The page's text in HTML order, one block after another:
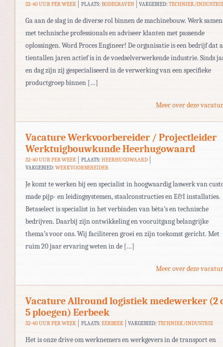
32-40 UUR PER WEEK PLAATS: BODEGRAVEN VAKGEBIED:TECHNIEK/
Ga aan de slag in de diverse rol binnen de machinebouw. Werk samen
met technische professionals en adviseer klanten met passende
oplossingen. Word Proces Engineer! De organisatie is een bedrijf dat
tientallen jaren actief is in de voedselverwerkende industrie. Sinds
en dag zijn zij gespecialiseerd in de verwerking van een specifieke
productgroep binnen […]
Meer over deze
Vacature Werkvoorbereider / Projectleider
Werktuigbouwkunde Heerhugowaard
32-40 UUR PER WEEK PLAATS: HEERHUGOWAARD
VAKGEBIED: WERKVOORBEREIDER
Je komt te werken bij een specialist in hoogwaardig laswerk van
made pijp- en leidingsystemen, staalconstructies en E&I installaties.
Betaselect is specialist in het verbinden van bèta’s en technische
bedrijven. Daarbij zijn ontwikkeling en vooruitgang belangrijke
thema’s voor ons. Wij faciliteren groei en zijn toekomst gericht. Met
ruim 20 jaar ervaring weten in de […]
Meer over deze
Vacature Allround logistiek medewerker (2
5 ploegen) Eerbeek
32-40 UUR PER WEEK PLAATS: EERBEEK VAKGEBIED:TECHNIEK/INDUSTRIE
Het is onze drive om werknemers en werkgevers in de transport en